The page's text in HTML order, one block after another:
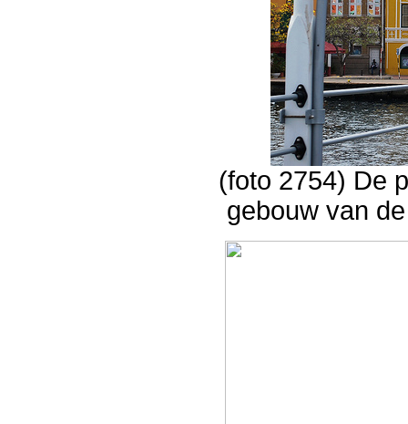
(foto 2754) De
gebouw van